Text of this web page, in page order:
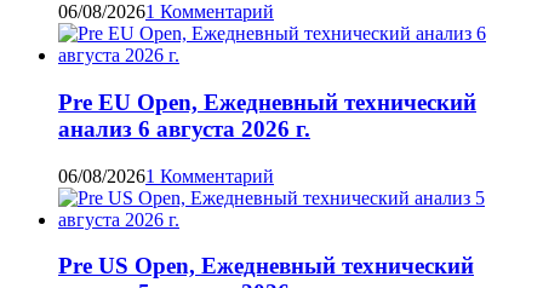
06/08/20261 Комментарий
Pre EU Open, Ежедневный технический
анализ 6 августа 2026 г.
06/08/20261 Комментарий
Pre US Open, Ежедневный технический